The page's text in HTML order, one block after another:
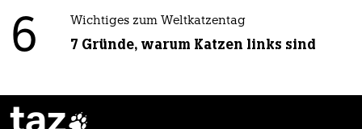
6 Wichtiges zum Weltkatzentag
7 Gründe, warum Katzen links sind
